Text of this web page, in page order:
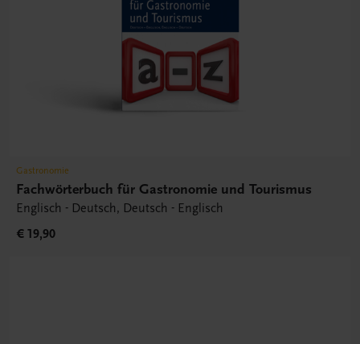
Gastronomie
Fachwörterbuch für Gastronomie und Tourismus
Englisch - Deutsch, Deutsch - Englisch
€ 19,90